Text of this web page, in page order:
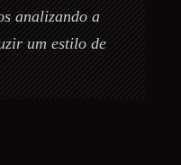
analizando a
um estilo de